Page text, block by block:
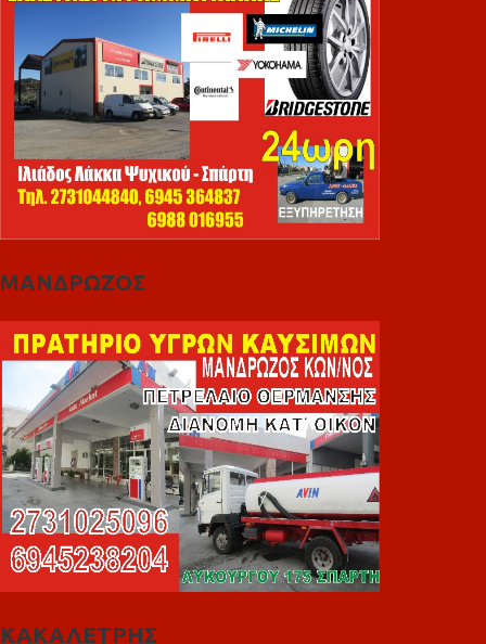
ΜΑΝΔΡΩΖΟΣ
ΚΑΚΑΛΕΤΡΗΣ